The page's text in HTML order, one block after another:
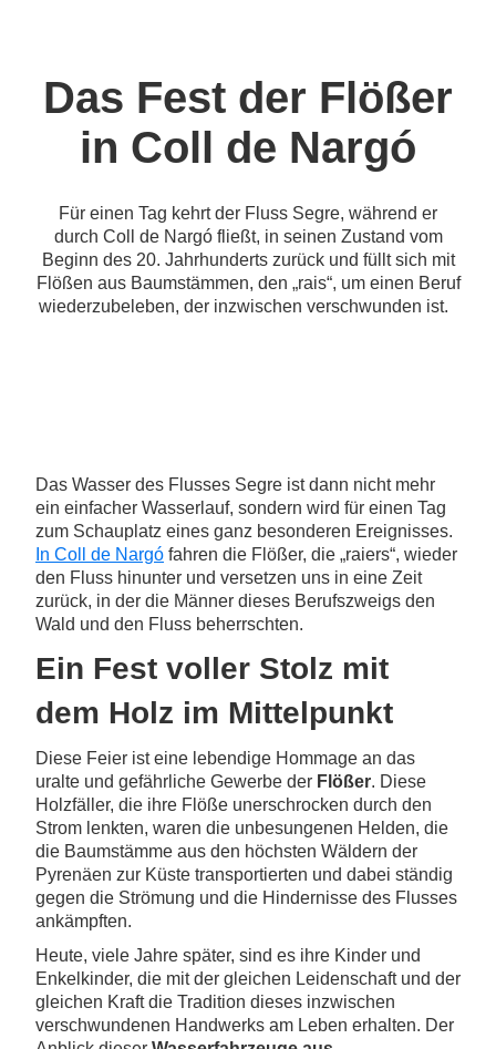
Das Fest der Flößer
in Coll de Nargó
Für einen Tag kehrt der Fluss Segre, während er
durch Coll de Nargó fließt, in seinen Zustand vom
Beginn des 20. Jahrhunderts zurück und füllt sich mit
Flößen aus Baumstämmen, den „rais“, um einen Beruf
wiederzubeleben, der inzwischen verschwunden ist.
Das Wasser des Flusses Segre ist dann nicht mehr
ein einfacher Wasserlauf, sondern wird für einen Tag
zum Schauplatz eines ganz besonderen Ereignisses.
In Coll de Nargó fahren die Flößer, die „raiers“, wieder
den Fluss hinunter und versetzen uns in eine Zeit
zurück, in der die Männer dieses Berufszweigs den
Wald und den Fluss beherrschten.
Ein Fest voller Stolz mit
dem Holz im Mittelpunkt
Diese Feier ist eine lebendige Hommage an das
uralte und gefährliche Gewerbe der Flößer. Diese
Holzfäller, die ihre Flöße unerschrocken durch den
Strom lenkten, waren die unbesungenen Helden, die
die Baumstämme aus den höchsten Wäldern der
Pyrenäen zur Küste transportierten und dabei ständig
gegen die Strömung und die Hindernisse des Flusses
ankämpften.
Heute, viele Jahre später, sind es ihre Kinder und
Enkelkinder, die mit der gleichen Leidenschaft und der
gleichen Kraft die Tradition dieses inzwischen
verschwundenen Handwerks am Leben erhalten. Der